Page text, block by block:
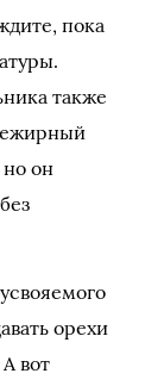
пока
также
он
орехи
вот